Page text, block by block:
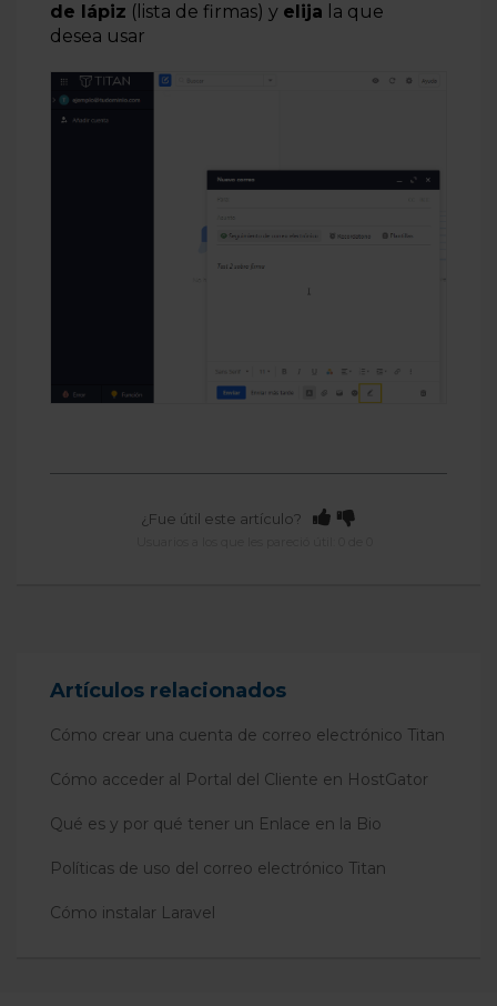
de lápiz (lista de firmas) y elija la que
desea usar
¿Fue útil este artículo?
Artículos relacionados
Cómo crear una cuenta de correo electrónico Titan
Cómo acceder al Portal del Cliente en HostGator
Qué es y por qué tener un Enlace en la Bio
Políticas de uso del correo electrónico Titan
Cómo instalar Laravel